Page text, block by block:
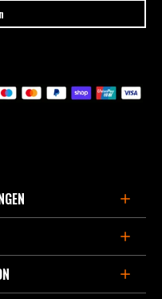
beliebten Straßen-
lagernd.